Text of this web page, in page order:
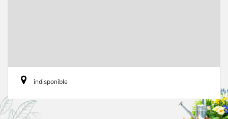
indisponible